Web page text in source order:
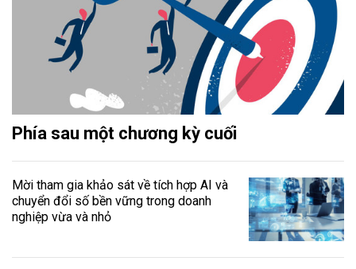
Phía sau một chương kỳ cuối
Mời tham gia khảo sát về tích hợp AI và
chuyển đổi số bền vững trong doanh
nghiệp vừa và nhỏ